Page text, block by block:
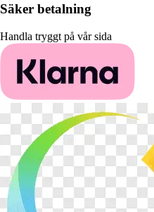
Säker betalning
Handla tryggt på vår sida